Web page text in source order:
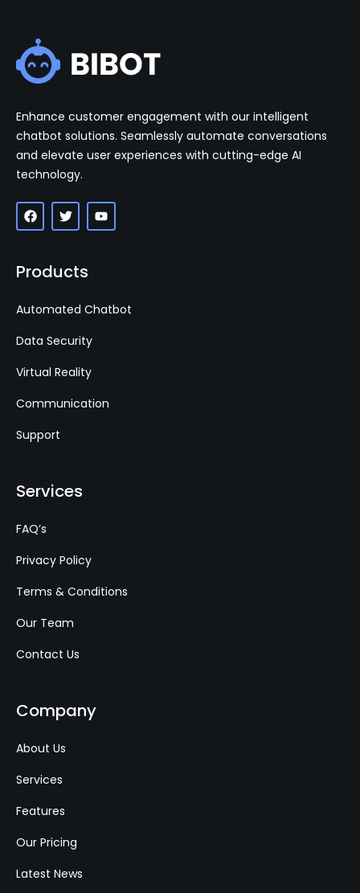
Enhance customer engagement with our intelligent
chatbot solutions. Seamlessly automate conversations
and elevate user experiences with cutting-edge AI
technology.
Products
Automated Chatbot
Data Security
Virtual Reality
Communication
Support
Services
FAQ’s
Privacy Policy
Terms & Conditions
Our Team
Contact Us
Company
About Us
Services
Features
Our Pricing
Latest News